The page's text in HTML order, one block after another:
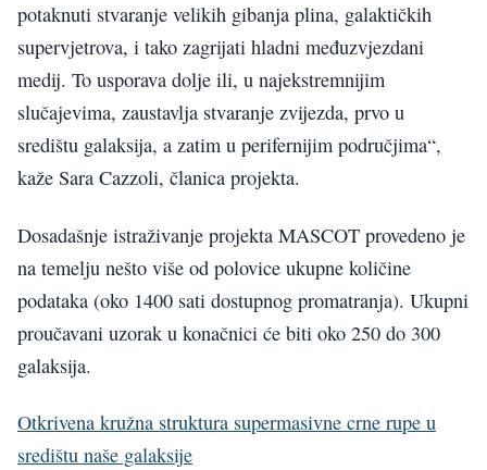
potaknuti stvaranje velikih gibanja plina, galaktičkih
supervjetrova, i tako zagrijati hladni međuzvjezdani
medij. To usporava dolje ili, u najekstremnijim
slučajevima, zaustavlja stvaranje zvijezda, prvo u
središtu galaksija, a zatim u perifernijim područjima“,
kaže Sara Cazzoli, članica projekta.
Dosadašnje istraživanje projekta MASCOT provedeno je
na temelju nešto više od polovice ukupne količine
podataka (oko 1400 sati dostupnog promatranja). Ukupni
proučavani uzorak u konačnici će biti oko 250 do 300
galaksija.
Otkrivena kružna struktura supermasivne crne rupe u
središtu naše galaksije